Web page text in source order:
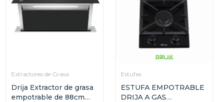
Extractores de Grasa
Drija Extractor de grasa
empotrable de 88cm
Estufas
ESTUFA EMPOTRABLE
DRIJA A GAS